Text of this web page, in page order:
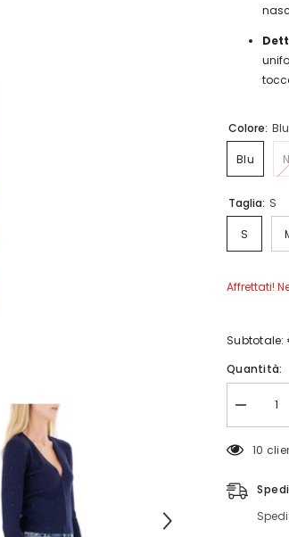
Colore: Blu
Blu
Taglia: S
S
Affrettati!
Subtotale:
Quantità:
Diminuisci
quantità
Cardigan
50